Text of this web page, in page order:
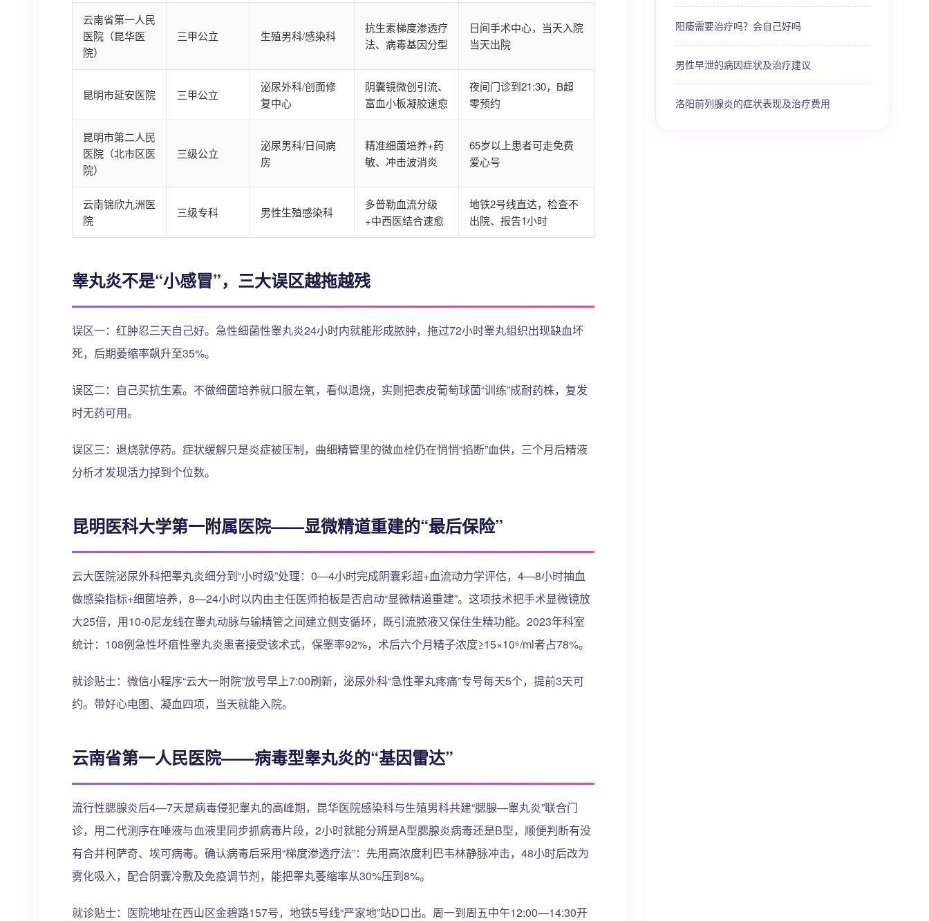
云南省第一人民
医院（昆华医
院）
三甲公立 生殖男科/感染科
抗生素梯度渗透疗
法、病毒基因分型
日间手术中心，当天入院
当天出院
昆明市延安医院 三甲公立
泌尿外科/创面修
复中心
阴囊镜微创引流、
富血小板凝胶速愈
夜间门诊到21:30，B超
零预约
昆明市第二人民
医院（北市区医
院）
三级公立
泌尿男科/日间病
房
精准细菌培养+药
敏、冲击波消炎
65岁以上患者可走免费
爱心号
云南锦欣九洲医
院
三级专科 男性生殖感染科
多普勒血流分级
+中西医结合速愈
地铁2号线直达，检查不
出院、报告1小时
睾丸炎不是“小感冒”，三大误区越拖越残
误区一：红肿忍三天自己好。急性细菌性睾丸炎24小时内就能形成脓肿，拖过72小时睾丸组织出现缺血坏
死，后期萎缩率飙升至35%。
误区二：自己买抗生素。不做细菌培养就口服左氧，看似退烧，实则把表皮葡萄球菌“训练”成耐药株，复发
时无药可用。
误区三：退烧就停药。症状缓解只是炎症被压制，曲细精管里的微血栓仍在悄悄“掐断”血供，三个月后精液
分析才发现活力掉到个位数。
昆明医科大学第一附属医院——显微精道重建的“最后保险”
云大医院泌尿外科把睾丸炎细分到“小时级”处理：0—4小时完成阴囊彩超+血流动力学评估，4—8小时抽血
做感染指标+细菌培养，8—24小时以内由主任医师拍板是否启动“显微精道重建”。这项技术把手术显微镜放
大25倍，用10-0尼龙线在睾丸动脉与输精管之间建立侧支循环，既引流脓液又保住生精功能。2023年科室
统计：108例急性坏疽性睾丸炎患者接受该术式，保睾率92%，术后六个月精子浓度≥15×10⁶/ml者占78%。
就诊贴士：微信小程序“云大一附院”放号早上7:00刷新，泌尿外科“急性睾丸疼痛”专号每天5个，提前3天可
约。带好心电图、凝血四项，当天就能入院。
云南省第一人民医院——病毒型睾丸炎的“基因雷达”
流行性腮腺炎后4—7天是病毒侵犯睾丸的高峰期，昆华医院感染科与生殖男科共建“腮腺—睾丸炎”联合门
诊，用二代测序在唾液与血液里同步抓病毒片段，2小时就能分辨是A型腮腺炎病毒还是B型，顺便判断有没
有合并柯萨奇、埃可病毒。确认病毒后采用“梯度渗透疗法”：先用高浓度利巴韦林静脉冲击，48小时后改为
雾化吸入，配合阴囊冷敷及免疫调节剂，能把睾丸萎缩率从30%压到8%。
就诊贴士：医院地址在西山区金碧路157号，地铁5号线“严家地”站D口出。周一到周五中午12:00—14:30开
阳痿需要治疗吗？会自己好吗
男性早泄的病因症状及治疗建议
洛阳前列腺炎的症状表现及治疗费用